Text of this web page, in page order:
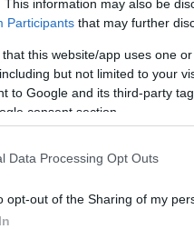
This information may also be
Participants that may further
that this website/app uses one
but not limited to your
to Google and its third-party
consent section.
Data Processing Opt Outs
opt-out of the Sharing of my